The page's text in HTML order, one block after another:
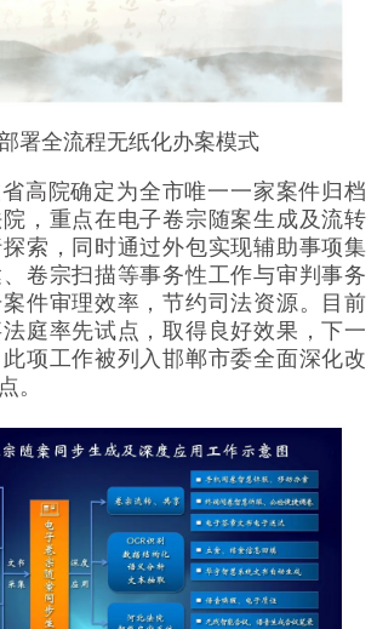
署全流程无纸化办案模式
高院确定为全市唯一一家案件归档
，重点在电子卷宗随案生成及流转
索，同时通过外包实现辅助事项集
卷宗扫描等事务性工作与审判事务
件审理效率，节约司法资源。目前
庭率先试点，取得良好效果，下一
项工作被列入邯郸市委全面深化改
。